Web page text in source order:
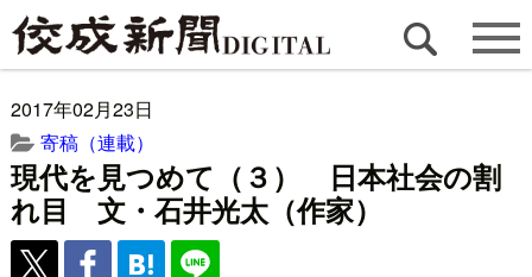
2017年02月23日
寄稿（連載）
現代を見つめて（３） 日本社会の割
れ目 文・石井光太（作家）